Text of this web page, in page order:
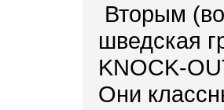
Вторым
шведская
KNOCK-
Они